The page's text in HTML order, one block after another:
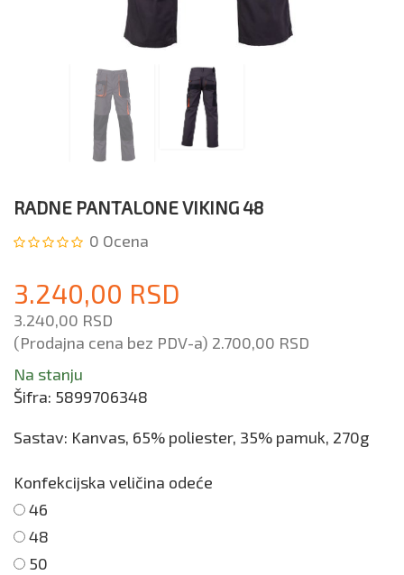
RADNE PANTALONE VIKING 48
0 Ocena
3.240,00 RSD
3.240,00 RSD
(Prodajna cena bez PDV-a) 2.700,00 RSD
Na stanju
Šifra: 5899706348
Sastav: Kanvas, 65% poliester, 35% pamuk, 270g
Konfekcijska veličina odeće
46
48
50